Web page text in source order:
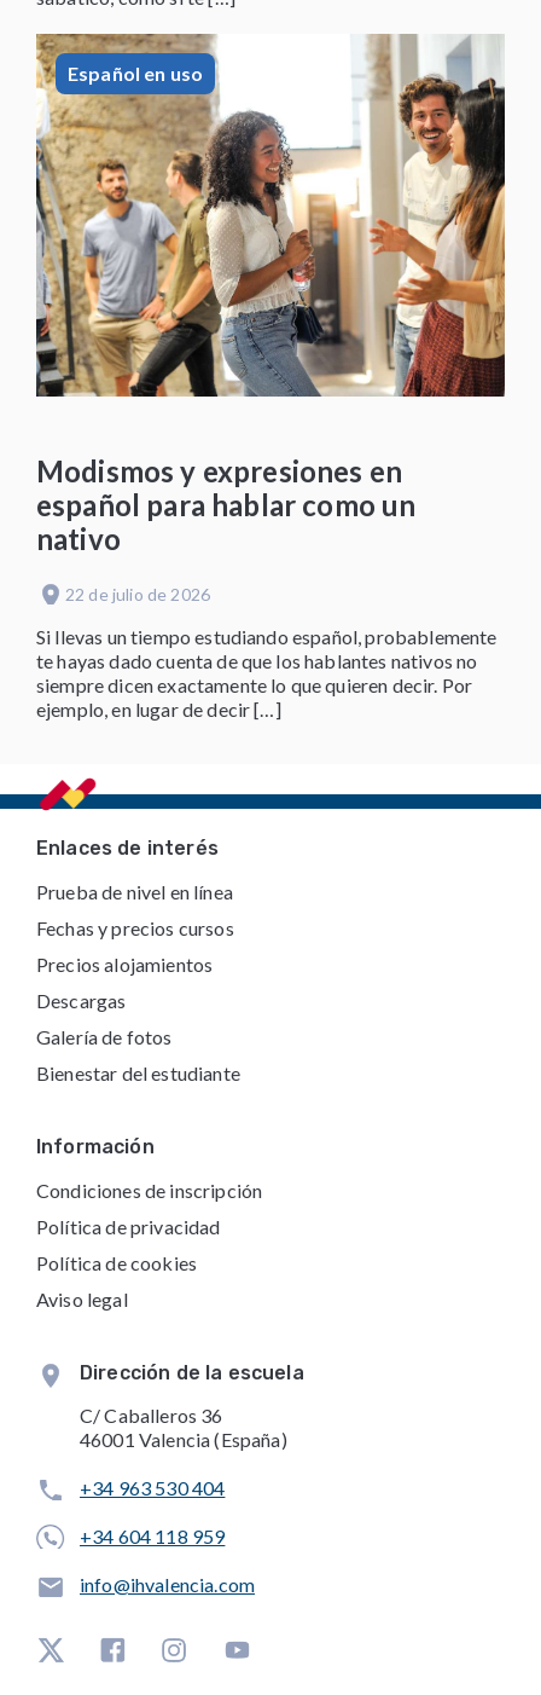
Español en uso
Modismos y expresiones en
español para hablar como un
nativo
22 de julio de 2026
Si llevas un tiempo estudiando español, probablemente
te hayas dado cuenta de que los hablantes nativos no
siempre dicen exactamente lo que quieren decir. Por
ejemplo, en lugar de decir […]
FooterEnlaces de interés
Prueba de nivel en línea
Fechas y precios cursos
Precios alojamientos
Descargas
Galería de fotos
Bienestar del estudiante
Información
Condiciones de inscripción
Política de privacidad
Política de cookies
Aviso legal
Dirección de la escuela
C/ Caballeros 36
46001 Valencia (España)
+34 963 530 404
+34 604 118 959
info@ihvalencia.com